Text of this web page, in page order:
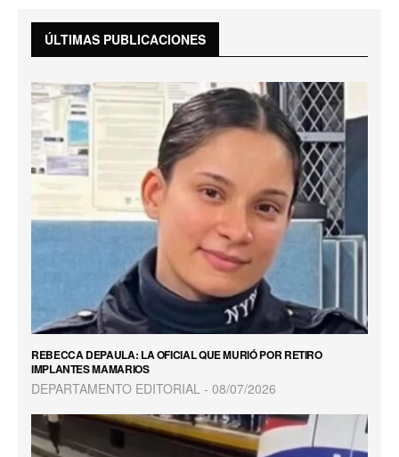
ÚLTIMAS PUBLICACIONES
REBECCA DEPAULA: LA OFICIAL QUE MURIÓ POR RETIRO
IMPLANTES MAMARIOS
DEPARTAMENTO EDITORIAL 08/07/2026